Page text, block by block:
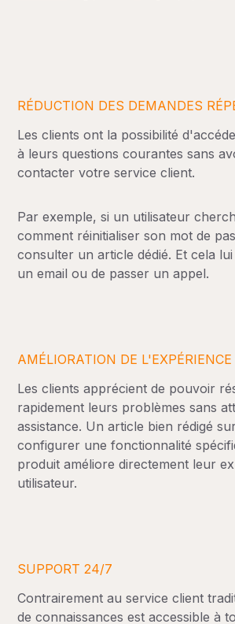
RÉDUCTION DES DEMANDES
Les clients ont la possibilité
à leurs questions courantes sans
contacter votre service client.
Par exemple, si un utilisateur
comment réinitialiser son mot de
consulter un article dédié. Et cela
un email ou de passer un appel.
AMÉLIORATION DE
Les clients apprécient de pouvoir
rapidement leurs problèmes sans
assistance. Un article bien rédigé
configurer une fonctionnalité
produit améliore directement leur
utilisateur.
SUPPORT 24/7
Contrairement au service client
de connaissances est accessible à